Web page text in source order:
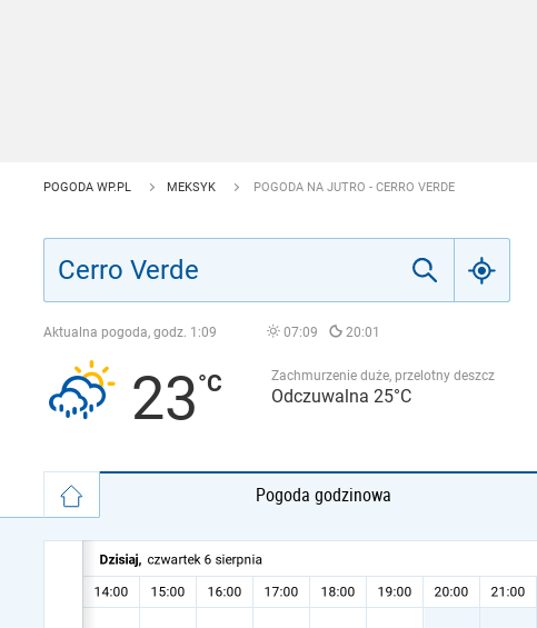
POGODA WP.PL MEKSYK POGODA NA JUTRO - CERRO VERDE
Aktualna pogoda, godz. 1:09 07:09 20:01
23 Zachmurzenie duże, przelotny deszcz
Odczuwalna 25°C
Pogoda godzinowa